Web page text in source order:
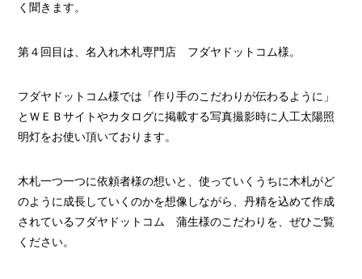
く聞きます。
第４回目は、名入れ木札専門店 フダヤドットコム様。
フダヤドットコム様では「作り手のこだわりが伝わるように」
とＷＥＢサイトやカタログに掲載する写真撮影時に人工太陽照
明灯をお使い頂いております。
木札一つ一つに依頼者様の想いと、使っていくうちに木札がど
のように成長していくのかを想像しながら、丹精を込めて作成
されているフダヤドットコム 蒲生様のこだわりを、ぜひご覧
ください。